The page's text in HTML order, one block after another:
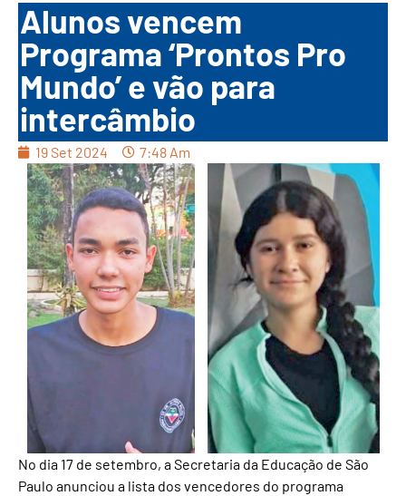
Alunos vencem
Programa ‘Prontos Pro
Mundo’ e vão para
intercâmbio
19 Set 2024 7:48 Am
No dia 17 de setembro, a Secretaria da Educação de São
Paulo anunciou a lista dos vencedores do programa